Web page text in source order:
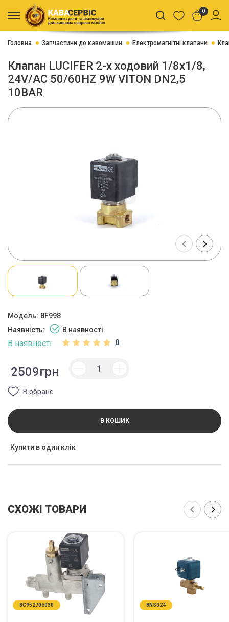
0
Головна Запчастини до кавомашин Електромагнітні клапани
Клапан LUCIFER 2-х ходовий 1/8x1/8,
24V/AC 50/60HZ 9W VITON DN2,5
10BAR
Модель: 8F998
Наявність:
В наявності
В наявності 0
2509грн
В обране
В КОШИК
Купити в один клік
СХОЖІ ТОВАРИ
8C952706030 8NS024